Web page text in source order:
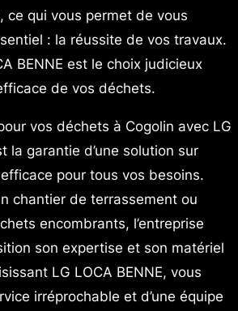
ce qui vous permet de vous
: la réussite de vos travaux.
BENNE est le choix judicieux
de vos déchets.
vos déchets à Cogolin avec LG
la garantie d’une solution sur
pour tous vos besoins.
chantier de terrassement ou
encombrants, l’entreprise
son expertise et son matériel
LG LOCA BENNE, vous
irréprochable et d’une équipe